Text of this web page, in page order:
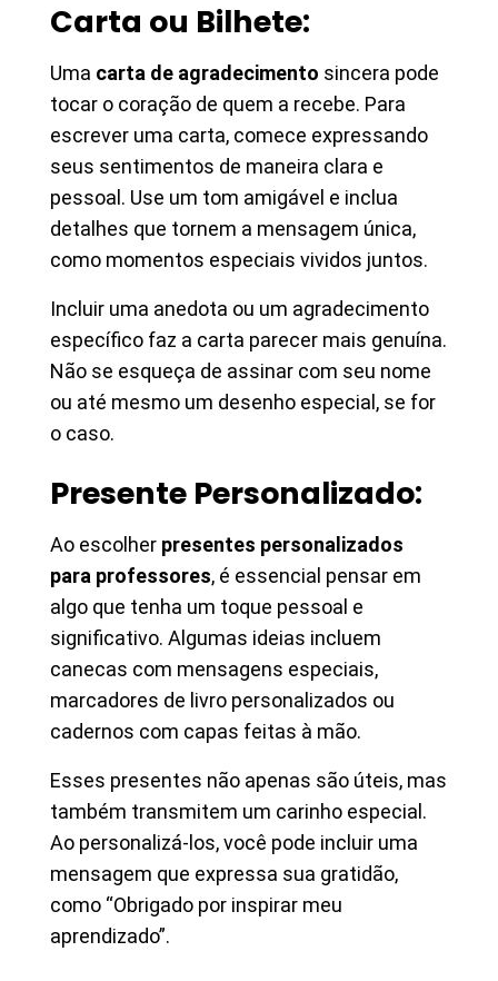
Carta ou Bilhete:
Uma carta de agradecimento sincera pode
tocar o coração de quem a recebe. Para
escrever uma carta, comece expressando
seus sentimentos de maneira clara e
pessoal. Use um tom amigável e inclua
detalhes que tornem a mensagem única,
como momentos especiais vividos juntos.
Incluir uma anedota ou um agradecimento
específico faz a carta parecer mais genuína.
Não se esqueça de assinar com seu nome
ou até mesmo um desenho especial, se for
o caso.
Presente Personalizado:
Ao escolher presentes personalizados
para professores, é essencial pensar em
algo que tenha um toque pessoal e
significativo. Algumas ideias incluem
canecas com mensagens especiais,
marcadores de livro personalizados ou
cadernos com capas feitas à mão.
Esses presentes não apenas são úteis, mas
também transmitem um carinho especial.
Ao personalizá-los, você pode incluir uma
mensagem que expressa sua gratidão,
como “Obrigado por inspirar meu
aprendizado”.